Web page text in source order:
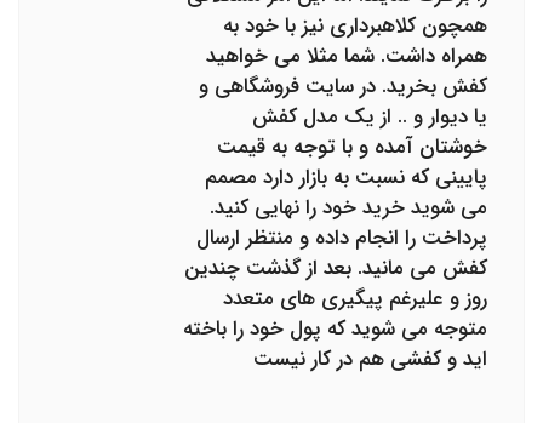
همچون کلاهبرداری نیز با خود به
همراه داشت. شما مثلا می خواهید
کفش بخرید. در سایت فروشگاهی و
یا دیوار و .. از یک مدل کفش
خوشتان آمده و با توجه به قیمت
پایینی که نسبت به بازار دارد مصمم
می شوید خرید خود را نهایی کنید.
پرداخت را انجام داده و منتظر ارسال
کفش می مانید. بعد از گذشت چندین
روز و علیرغم پیگیری های متعدد
متوجه می شوید که پول خود را باخته
اید و کفشی هم در کار نیست